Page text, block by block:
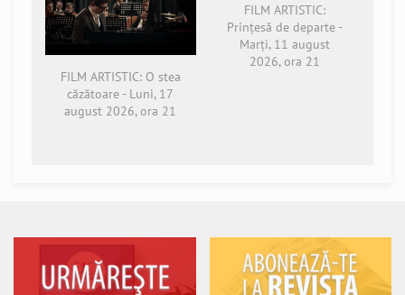
FILM ARTISTIC: O stea
căzătoare - Luni, 17
august 2026, ora 21
FILM ARTISTIC:
Prințesă de departe -
Marți, 11 august
2026, ora 21